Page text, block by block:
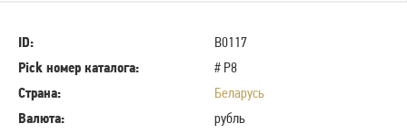
ID:
B0117
Pick номер каталога:
# P8
Страна:
Беларусь
Валюта:
рубль